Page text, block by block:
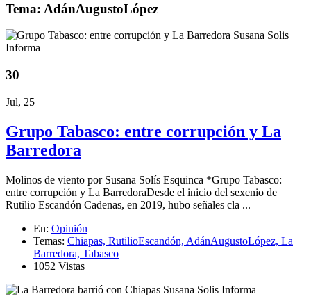
Tema: AdánAugustoLópez
30
Jul, 25
Grupo Tabasco: entre corrupción y La
Barredora
Molinos de viento por Susana Solís Esquinca *Grupo Tabasco:
entre corrupción y La BarredoraDesde el inicio del sexenio de
Rutilio Escandón Cadenas, en 2019, hubo señales cla ...
En: Opinión
Temas: Chiapas, RutilioEscandón, AdánAugustoLópez, La
Barredora, Tabasco
1052 Vistas